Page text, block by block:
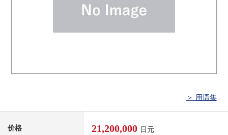
＞ 用语集
价格 21,200,000 日元